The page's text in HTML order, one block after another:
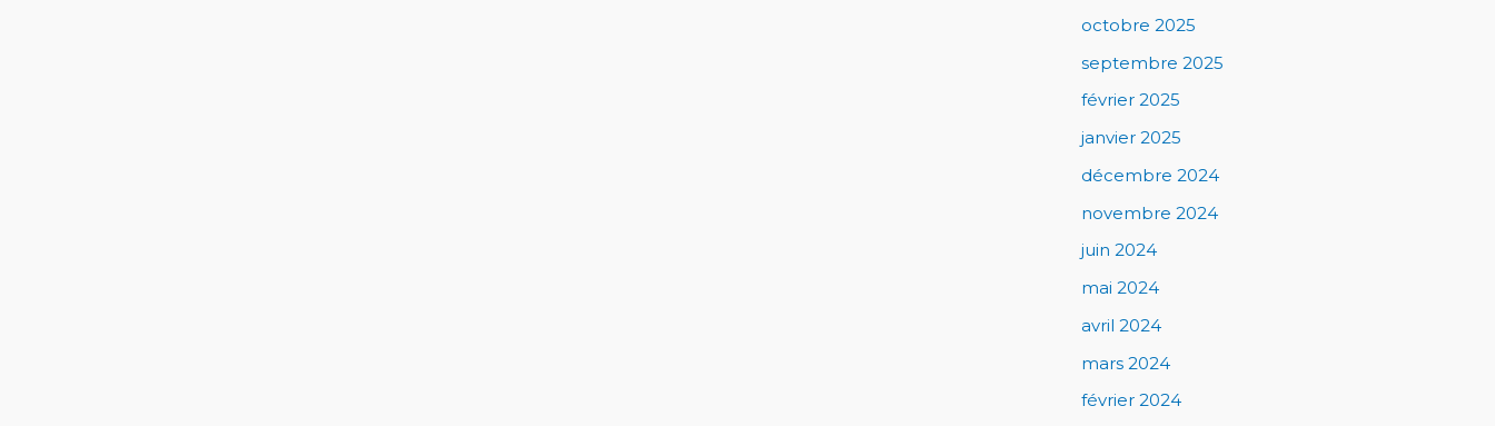
octobre 2025
septembre 2025
février 2025
janvier 2025
décembre 2024
novembre 2024
juin 2024
mai 2024
avril 2024
mars 2024
février 2024